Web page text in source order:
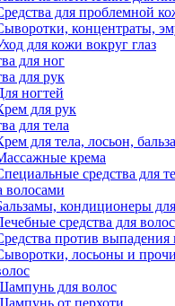
для проблемной
концентраты,
для кожи вокруг глаз
для ног
для рук
ногтей
для рук
для тела
для тела, лосьон,
крема
средства для
волосами
кондиционеры
средства для волос
против выпадения
лосьоны и
для волос
от перхоти